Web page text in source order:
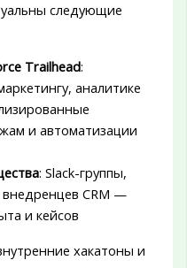
следующие
Trailhead:
аналитике
и автоматизации
: Slack-группы,
CRM —
и кейсов
хакатоны и